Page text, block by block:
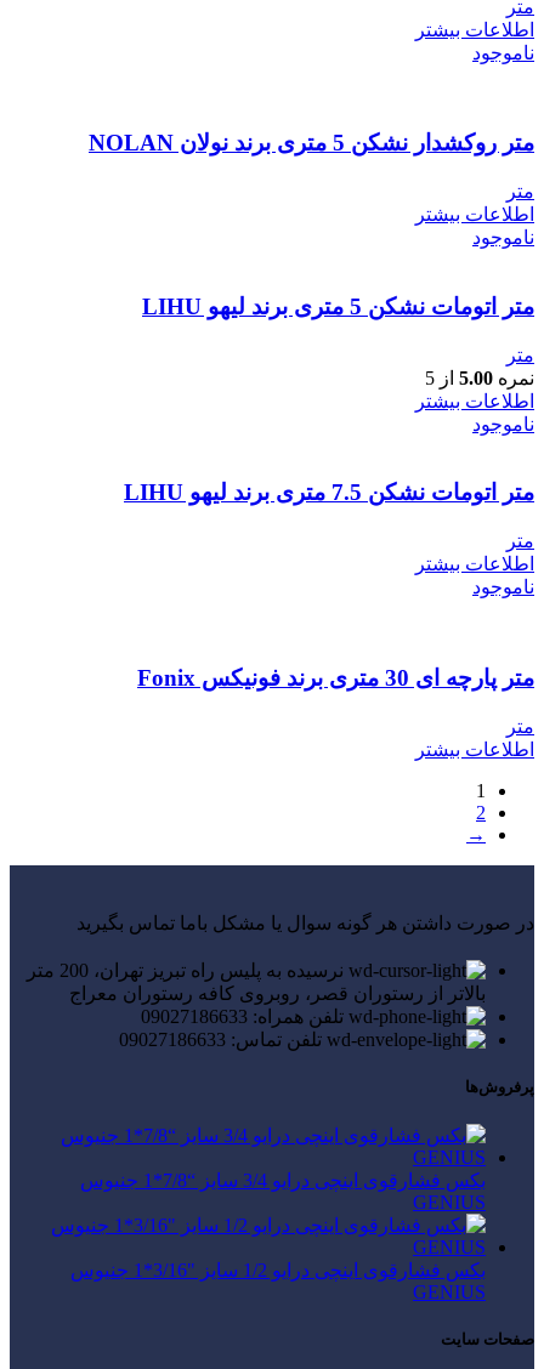
متر
اطلاعات بیشتر
ناموجود
متر روکشدار نشکن 5 متری برند نولان NOLAN
متر
اطلاعات بیشتر
ناموجود
متر اتومات نشکن 5 متری برند لیهو LIHU
متر
نمره 5.00 از 5
اطلاعات بیشتر
ناموجود
متر اتومات نشکن 7.5 متری برند لیهو LIHU
متر
اطلاعات بیشتر
ناموجود
متر پارچه ای 30 متری برند فونیکس Fonix
متر
اطلاعات بیشتر
1
2
→
در صورت داشتن هر گونه سوال یا مشکل باما تماس بگیرید
نرسیده به پلیس راه تبریز تهران، 200 متر
بالاتر از رستوران قصر، روبروی کافه رستوران معراج
تلفن همراه: 09027186633
تلفن تماس: 09027186633
پرفروش‌ها
بکس فشارقوی اینچی درایو 3/4 سایز “7/8*1 جنیوس
GENIUS
بکس فشارقوی اینچی درایو 1/2 سایز "3/16*1 جنیوس
GENIUS
صفحات سایت